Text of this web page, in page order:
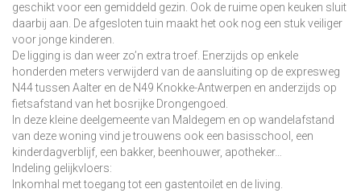
geschikt voor een gemiddeld gezin. Ook de ruime open keuken sluit
daarbij aan. De afgesloten tuin maakt het ook nog een stuk veiliger
voor jonge kinderen.
De ligging is dan weer zo’n extra troef. Enerzijds op enkele
honderden meters verwijderd van de aansluiting op de expresweg
N44 tussen Aalter en de N49 Knokke-Antwerpen en anderzijds op
fietsafstand van het bosrijke Drongengoed.
In deze kleine deelgemeente van Maldegem en op wandelafstand
van deze woning vind je trouwens ook een basisschool, een
kinderdagverblijf, een bakker, beenhouwer, apotheker…
Indeling gelijkvloers:
Inkomhal met toegang tot een gastentoilet en de living.